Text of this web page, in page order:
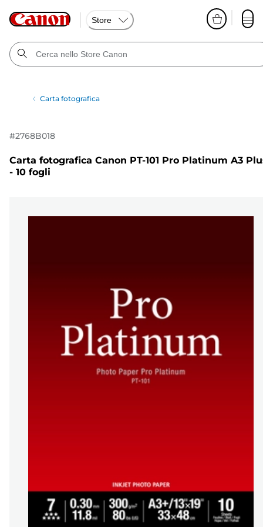
Store
Carta fotografica
#2768B018
Carta fotografica Canon PT-101 Pro Platinum A3
- 10 fogli